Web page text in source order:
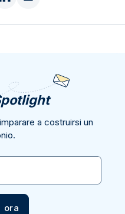
a costruirsi un
ora